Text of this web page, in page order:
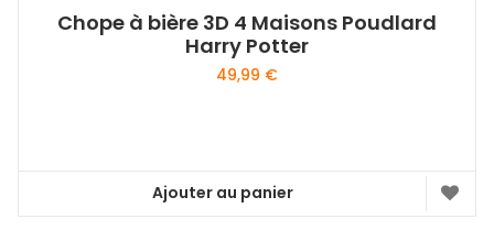
Chope à bière 3D 4 Maisons Poudlard
Harry Potter
49,99 €
Ajouter au panier